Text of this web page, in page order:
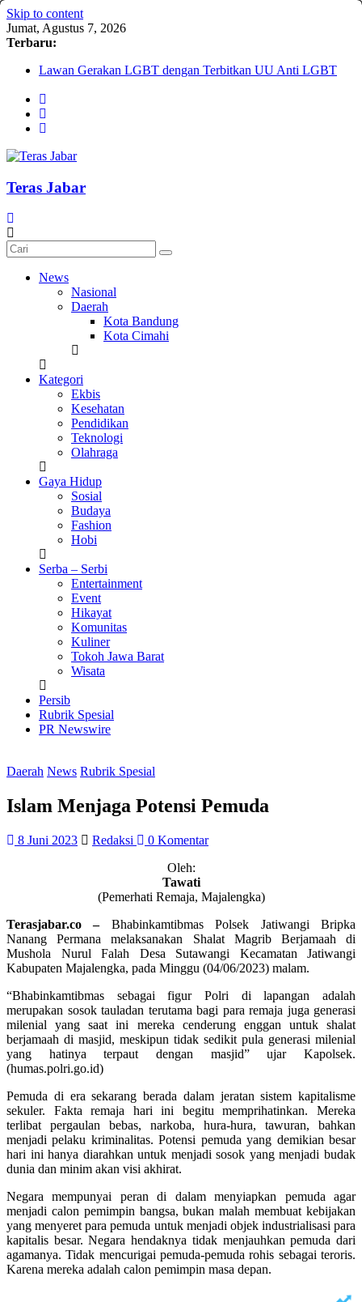
Skip to content
Jumat, Agustus 7, 2026
Terbaru:
Lawan Gerakan LGBT dengan Terbitkan UU Anti LGBT
Komnas Anti Pemurtadan Gandeng Dewan Dakwah Gelar
Seminar Nasional, Rumuskan Standarisasi Penanganan Kasus
Pemurtadan
Barat Siap Pecahkan Rekor MURI Lewat Festival Tunas
AKU NGONTÉN MAKA AKU ADA
Teras Jabar
News
Nasional
Daerah
Kota Bandung
Kota Cimahi
Kategori
Ekbis
Kesehatan
Pendidikan
Teknologi
Olahraga
Gaya Hidup
Sosial
Budaya
Fashion
Hobi
Serba – Serbi
Entertainment
Event
Hikayat
Komunitas
Kuliner
Tokoh Jawa Barat
Wisata
Persib
Rubrik Spesial
PR Newswire
Daerah News Rubrik Spesial
Islam Menjaga Potensi Pemuda
8 Juni 2023 Redaksi
0 Komentar
Oleh:
Tawati
(Pemerhati Remaja, Majalengka)
Terasjabar.co – Bhabinkamtibmas Polsek Jatiwangi Bripka
Nanang Permana melaksanakan Shalat Magrib Berjamaah di
Mushola Nurul Falah Desa Sutawangi Kecamatan Jatiwangi
Kabupaten Majalengka, pada Minggu (04/06/2023) malam.
“Bhabinkamtibmas sebagai figur Polri di lapangan adalah
merupakan sosok tauladan terutama bagi para remaja juga generasi
milenial yang saat ini mereka cenderung enggan untuk shalat
berjamaah di masjid, meskipun tidak sedikit pula generasi milenial
yang hatinya terpaut dengan masjid” ujar Kapolsek.
(humas.polri.go.id)
Pemuda di era sekarang berada dalam jeratan sistem kapitalisme
sekuler. Fakta remaja hari ini begitu memprihatinkan. Mereka
terlibat pergaulan bebas, narkoba, hura-hura, tawuran, bahkan
menjadi pelaku kriminalitas. Potensi pemuda yang demikian besar
hari ini hanya diarahkan untuk menjadi sosok yang menjadi budak
dunia dan minim akan visi akhirat.
Negara mempunyai peran di dalam menyiapkan pemuda agar
menjadi calon pemimpin bangsa, bukan malah membuat kebijakan
yang menyeret para pemuda untuk menjadi objek industrialisasi para
kapitalis besar. Negara hendaknya tidak menjauhkan pemuda dari
agamanya. Tidak mencurigai pemuda-pemuda rohis sebagai teroris.
Karena mereka adalah calon pemimpin masa depan.